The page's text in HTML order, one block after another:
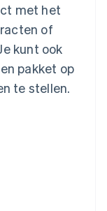
met het
of
kunt ook
pakket op
te stellen.